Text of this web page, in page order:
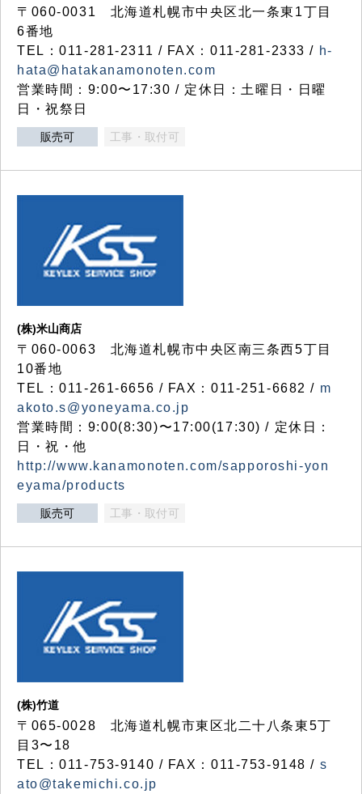
〒060-0031 北海道札幌市中央区北一条東1丁目
6番地
TEL：011-281-2311 / FAX：011-281-2333 / h-
hata@hatakanamonoten.com
営業時間：9:00〜17:30 / 定休日：土曜日・日曜
日・祝祭日
販売可 工事・取付可
(株)米山商店
〒060-0063 北海道札幌市中央区南三条西5丁目
10番地
TEL：011-261-6656 / FAX：011-251-6682 / m
akoto.s@yoneyama.co.jp
営業時間：9:00(8:30)〜17:00(17:30) / 定休日：
日・祝・他
http://www.kanamonoten.com/sapporoshi-yon
eyama/products
販売可 工事・取付可
(株)竹道
〒065-0028 北海道札幌市東区北二十八条東5丁
目3〜18
TEL：011-753-9140 / FAX：011-753-9148 / s
ato@takemichi.co.jp